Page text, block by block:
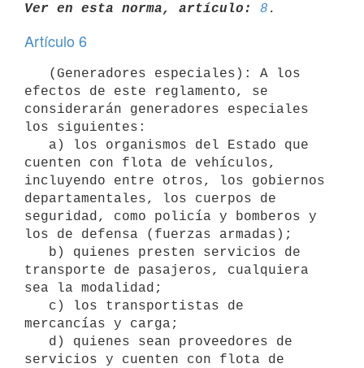
Ver en esta norma, artículo: 8
Artículo 6
efectos de este reglamento, se
considerarán generadores especiales
los siguientes:
cuenten con flota de vehículos,
incluyendo entre otros, los gobiernos
departamentales, los cuerpos de
seguridad, como policía y bomberos y
los de defensa (fuerzas armadas);
transporte de pasajeros, cualquiera
sea la modalidad;
mercancías y carga;
servicios y cuenten con flota de